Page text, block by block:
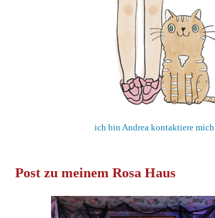
ich bin Andrea kontaktiere mich
Post zu meinem Rosa Haus